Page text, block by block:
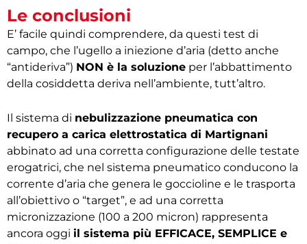
Le conclusioni
E’ facile quindi comprendere, da questi test di
campo, che l’ugello a iniezione d’aria (detto anche
“antideriva”) NON è la soluzione per l’abbattimento
della cosiddetta deriva nell’ambiente, tutt’altro.
Il sistema di nebulizzazione pneumatica con
recupero a carica elettrostatica di Martignani
abbinato ad una corretta configurazione delle testate
erogatrici, che nel sistema pneumatico conducono la
corrente d’aria che genera le goccioline e le trasporta
all’obiettivo o “target”, e ad una corretta
micronizzazione (100 a 200 micron) rappresenta
ancora oggi il sistema più EFFICACE, SEMPLICE e